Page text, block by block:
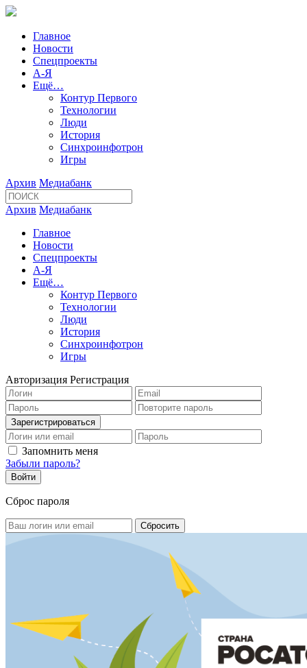
Главное
Новости
Спецпроекты
А-Я
Ещё…
Контур Первого
Технологии
Люди
История
Синхроинфотрон
Игры
Архив Медиабанк
Архив Медиабанк
Главное
Новости
Спецпроекты
А-Я
Ещё…
Контур Первого
Технологии
Люди
История
Синхроинфотрон
Игры
Авторизация Регистрация
Запомнить меня
Забыли пароль?
Сброс пароля